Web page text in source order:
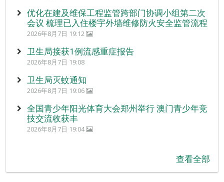
优化在建及维保工程监管跨部门协调小组第二次
会议 梳理已入住楼宇外墙维修防火安全监管流程
2026年8月7日 19:12
卫生局接获1例流感重症报告
2026年8月7日 19:08
卫生局灭蚊通知
2026年8月7日 19:06
全国青少年阳光体育大会郑州举行 澳门青少年竞
技交流收获丰
2026年8月7日 19:04
查看全部